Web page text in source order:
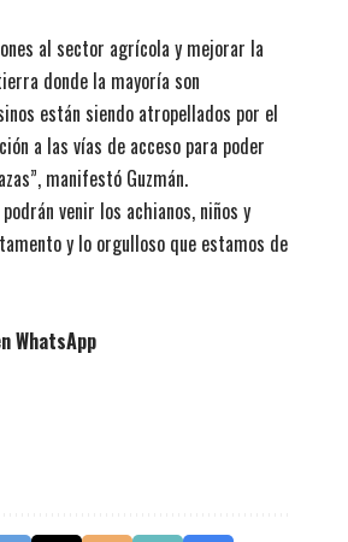
al sector agrícola y mejorar la
donde la mayoría son
están siendo atropellados por el
a las vías de acceso para poder
manifestó Guzmán.
venir los achianos, niños y
y lo orgulloso que estamos de
WhatsApp